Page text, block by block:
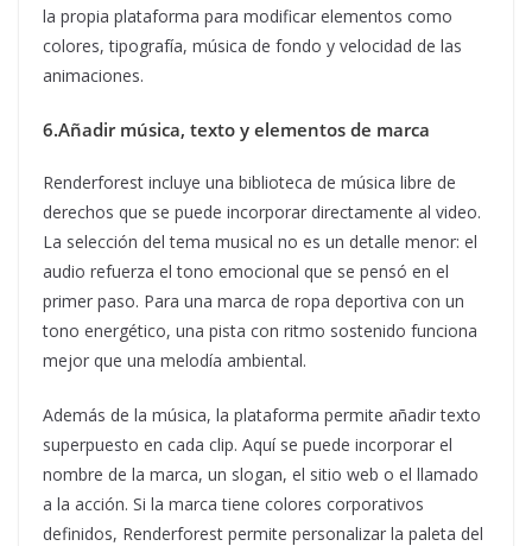
la propia plataforma para modificar elementos como
colores, tipografía, música de fondo y velocidad de las
animaciones.
6.Añadir música, texto y elementos de marca
Renderforest incluye una biblioteca de música libre de
derechos que se puede incorporar directamente al video.
La selección del tema musical no es un detalle menor: el
audio refuerza el tono emocional que se pensó en el
primer paso. Para una marca de ropa deportiva con un
tono energético, una pista con ritmo sostenido funciona
mejor que una melodía ambiental.
Además de la música, la plataforma permite añadir texto
superpuesto en cada clip. Aquí se puede incorporar el
nombre de la marca, un slogan, el sitio web o el llamado
a la acción. Si la marca tiene colores corporativos
definidos, Renderforest permite personalizar la paleta del